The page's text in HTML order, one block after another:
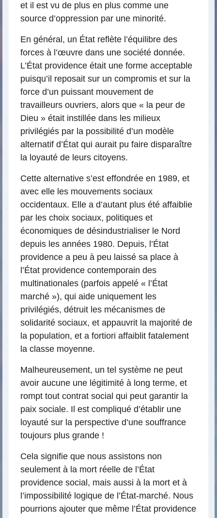
et il est vu de plus en plus comme une
source d’oppression par une minorité.
En général, un État reflète l’équilibre des
forces à l’œuvre dans une société donnée.
L’État providence était une forme acceptable
puisqu’il reposait sur un compromis et sur la
force d’un puissant mouvement de
travailleurs ouvriers, alors que « la peur de
Dieu » était instillée dans les milieux
privilégiés par la possibilité d’un modèle
alternatif d’État qui aurait pu faire disparaître
la loyauté de leurs citoyens.
Cette alternative s’est effondrée en 1989, et
avec elle les mouvements sociaux
occidentaux. Elle a d’autant plus été affaiblie
par les choix sociaux, politiques et
économiques de désindustrialiser le Nord
depuis les années 1980. Depuis, l’État
providence a peu à peu laissé sa place à
l’État providence contemporain des
multinationales (parfois appelé « l’État
marché »), qui aide uniquement les
privilégiés, détruit les mécanismes de
solidarité sociaux, et appauvrit la majorité de
la population, et a fortiori affaiblit fatalement
la classe moyenne.
Malheureusement, un tel système ne peut
avoir aucune une légitimité à long terme, et
rompt tout contrat social qui peut garantir la
paix sociale. Il est compliqué d’établir une
loyauté sur la perspective d’une souffrance
toujours plus grande !
Cela signifie que nous assistons non
seulement à la mort réelle de l’État
providence social, mais aussi à la mort et à
l’impossibilité logique de l’État-marché. Nous
pourrions ajouter que même l’État providence